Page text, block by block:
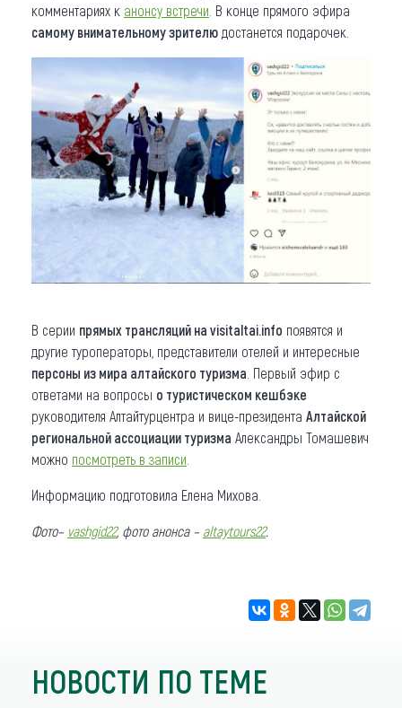
комментариях к анонсу встречи . В конце прямого эфира
самому внимательному зрителю достанется подарочек.
В серии прямых трансляций на visitaltai.info появятся и
другие туроператоры, представители отелей и интересные
персоны из мира алтайского туризма . Первый эфир с
ответами на вопросы о туристическом кешбэке
руководителя Алтайтурцентра и вице-президента Алтайской
региональной ассоциации туризма Александры Томашевич
можно посмотреть в записи
Информацию подготовила Елена Михова.
Фото– vashgid22, фото анонса – altaytours22.
НОВОСТИ ПО ТЕМЕ